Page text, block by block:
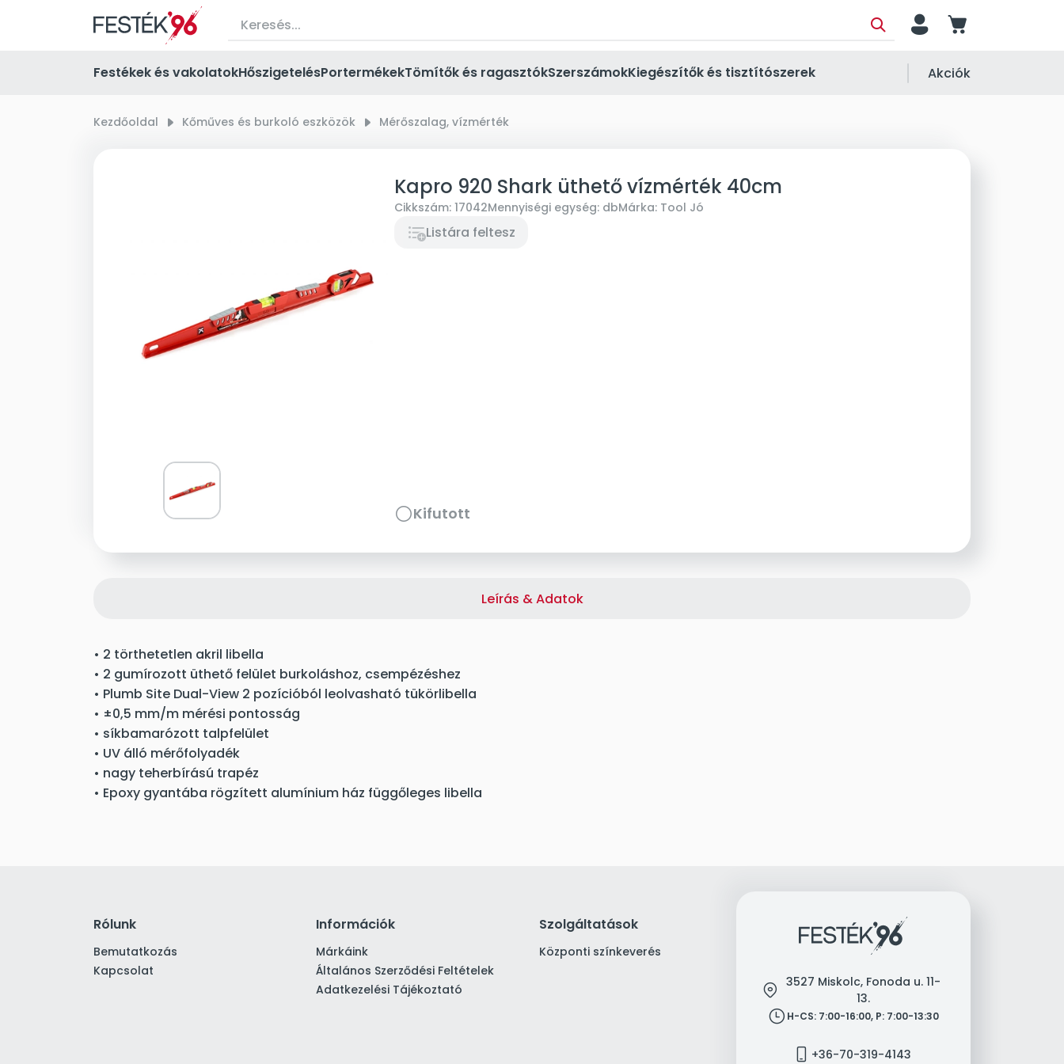
person cart
Festékek és vakolatokHőszigetelésPortermékekTömítők és ragasztókSzerszámokKiegészítők és tisztítószerek Akciók
Kezdőoldal right_small Kőműves és burkoló eszközök right_small Mérőszalag, vízmérték
Kapro 920 Shark üthető vízmérték 40cm
Cikkszám: 17042Mennyiségi egység: dbMárka: Tool Jó
Listára feltesz
Kifutott
Leírás & Adatok
• 2 törthetetlen akril libella
• 2 gumírozott üthető felület burkoláshoz, csempézéshez
• Plumb Site Dual-View 2 pozícióból leolvasható tükörlibella
• ±0,5 mm/m mérési pontosság
• síkbamarózott talpfelület
• UV álló mérőfolyadék
• nagy teherbírású trapéz
• Epoxy gyantába rögzített alumínium ház függőleges libella
Rólunk
Bemutatkozás
Kapcsolat
Információk
Márkáink
Általános Szerződési Feltételek
Adatkezelési Tájékoztató
Szolgáltatások
Központi színkeverés
location 3527 Miskolc, Fonoda u. 11-
13.
clock H-CS: 7:00-16:00, P: 7:00-13:30
mobile +36-70-319-4143